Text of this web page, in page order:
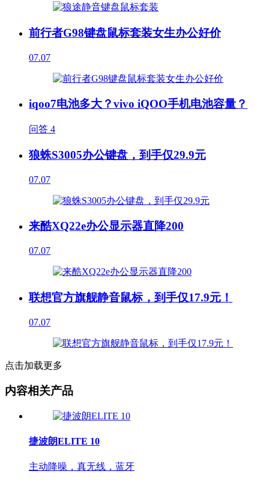
前行者G98键盘鼠标套装女生办公好价
07.07
iqoo7电池多大？vivo iQOO手机电池容量？
问答 4
狼蛛S3005办公键盘，到手仅29.9元
07.07
来酷XQ22e办公显示器直降200
07.07
联想官方旗舰静音鼠标，到手仅17.9元！
07.07
点击加载更多
内容相关产品
捷波朗ELITE 10
主动降噪，真无线，蓝牙